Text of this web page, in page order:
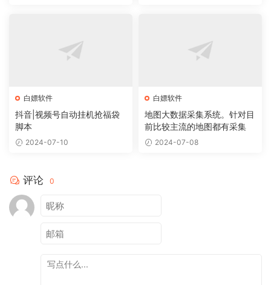
白嫖软件
抖音|视频号自动挂机抢福袋
脚本
2024-07-10
白嫖软件
地图大数据采集系统。针对目
前比较主流的地图都有采集
2024-07-08
评论 0